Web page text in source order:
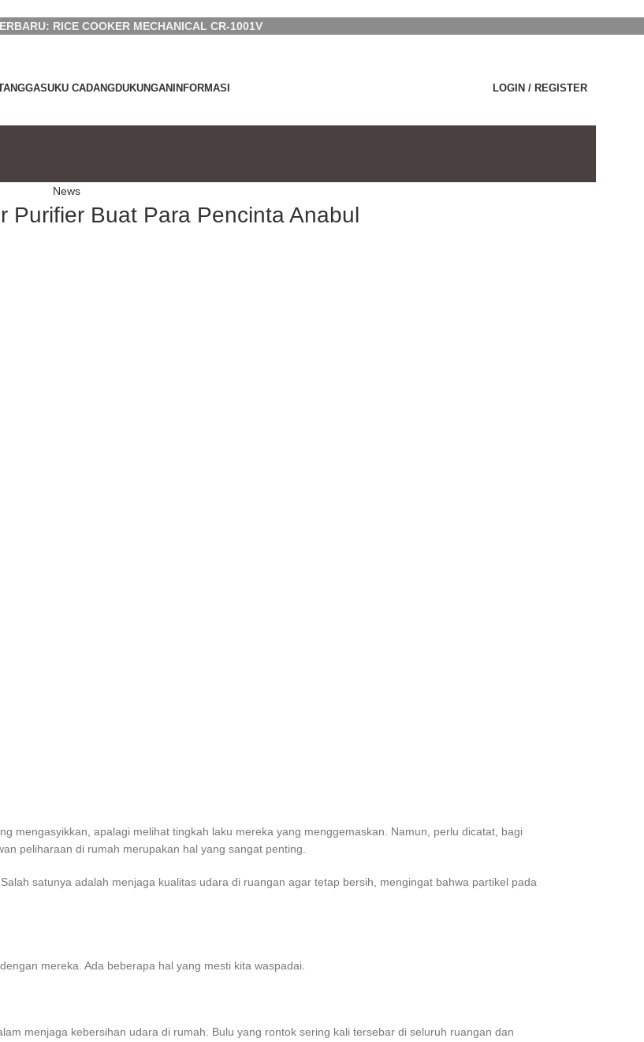
RICE COOKER MECHANICAL CR-1001V
SUKU CADANGDUKUNGANINFORMASI LOGIN / REGISTER
News
Purifier Buat Para Pencinta Anabul
mengasyikkan, apalagi melihat tingkah laku mereka yang menggemaskan. Namun, perlu dicatat, bagi
peliharaan di rumah merupakan hal yang sangat penting.
satunya adalah menjaga kualitas udara di ruangan agar tetap bersih, mengingat bahwa partikel pada
mereka. Ada beberapa hal yang mesti kita waspadai.
menjaga kebersihan udara di rumah. Bulu yang rontok sering kali tersebar di seluruh ruangan dan